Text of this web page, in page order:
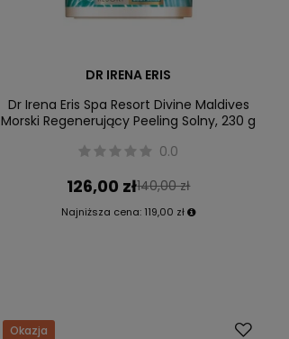
DR IRENA ERIS
Dr Irena Eris Spa Resort Divine Maldives
Morski Regenerujący Peeling Solny, 230 g
0.0
126,00 zł140,00 zł
Najniższa cena: 119,00 zł
Okazja